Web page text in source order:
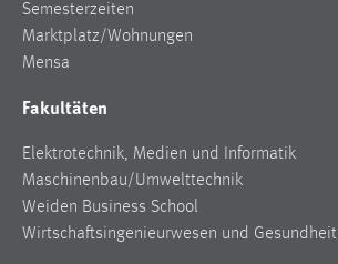
Semesterzeiten
Marktplatz/Wohnungen
Mensa
Fakultäten
Elektrotechnik, Medien und Informatik
Maschinenbau/Umwelttechnik
Weiden Business School
Wirtschaftsingenieurwesen und Gesundheit